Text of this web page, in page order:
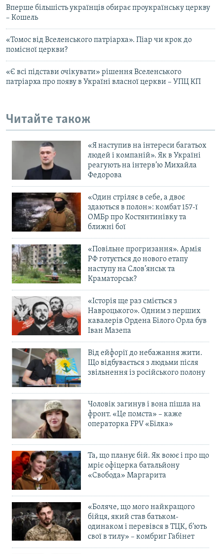
Вперше більшість українців обирає проукраїнську церкву
– Кошель
«Томос від Вселенського патріарха». Піар чи крок до
помісної церкви?
«Є всі підстави очікувати» рішення Вселенського
патріарха про появу в Україні власної церкви – УПЦ КП
Читайте також
«Я наступив на інтереси багатьох
людей і компаній». Як в Україні
реагують на інтерв’ю Михайла
Федорова
«Один стріляє в себе, а двоє
здаються в полон»: комбат 157-ї
ОМБр про Костянтинівку та
ближні бої
«Повільне прогризання». Армія
РФ готується до нового етапу
наступу на Слов’янськ та
Краматорськ?
«Історія ще раз сміється з
Навроцького». Одним з перших
кавалерів Ордена Білого Орла був
Іван Мазепа
Від ейфорії до небажання жити.
Що відбувається з людьми після
звільнення із російського полону
Чоловік загинув і вона пішла на
фронт. «Це помста» – каже
операторка FPV «Білка»
Та, що планує бій. Як воює і про що
мріє офіцерка батальйону
«Свобода» Маргарита
«Боляче, що мого найкращого
бійця, який став батьком-
одинаком і перевівся в ТЦК, б’ють
свої в тилу» – комбриг Габінет